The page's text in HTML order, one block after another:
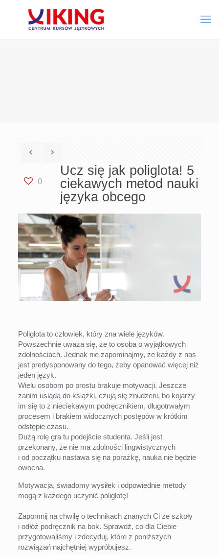
0
Ucz się jak poliglota! 5
ciekawych metod nauki
języka obcego
Poliglota to człowiek, który zna wiele języków.
Powszechnie uważa się, że to osoba o wyjątkowych
zdolnościach. Jednak nie zapominajmy, że każdy z nas
jest predysponowany do tego, żeby opanować więcej niż
jeden język.
Wielu osobom po prostu brakuje motywacji. Jeszcze
zanim usiądą do książki, czują się znudzeni, bo kojarzy
im się to z nieciekawym podręcznikiem, długotrwałym
procesem i brakiem widocznych postępów w krótkim
odstępie czasu.
Dużą rolę gra tu podejście studenta. Jeśli jest
przekonany, że nie ma zdolności lingwistycznych
i od początku nastawa się na porażkę, nauka nie będzie
owocna.
Motywacja, świadomy wysiłek i odpowiednie metody
mogą z każdego uczynić poliglotę!
Zapomnij na chwilę o technikach znanych Ci ze szkoły
i odłóż podręcznik na bok. Sprawdź, co dla Ciebie
przygotowaliśmy i zdecyduj, które z poniższych
rozwiązań najchętniej wypróbujesz.